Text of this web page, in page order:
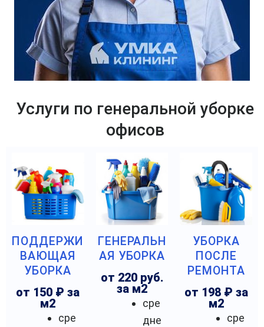
Услуги по генеральной уборке
офисов
ПОДДЕРЖИ
ВАЮЩАЯ
УБОРКА
от 150 ₽ за
м2
сре
ГЕНЕРАЛЬН
АЯ УБОРКА
от 220 руб.
за м2
сре
дне
УБОРКА
ПОСЛЕ
РЕМОНТА
от 198 ₽ за
м2
сре